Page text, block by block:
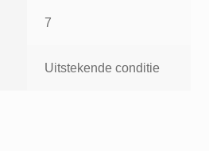
7
Uitstekende conditie